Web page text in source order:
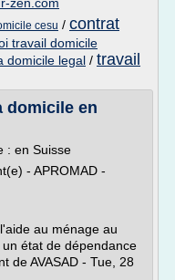
cesu / contrat
travail domicile
domicile legal / travail
domicile en
: en Suisse
- APROMAD -
au ménage au
état de dépendance
de AVASAD - Tue, 28